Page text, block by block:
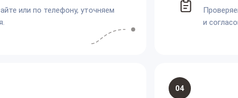
или по телефону, уточняем
и
04